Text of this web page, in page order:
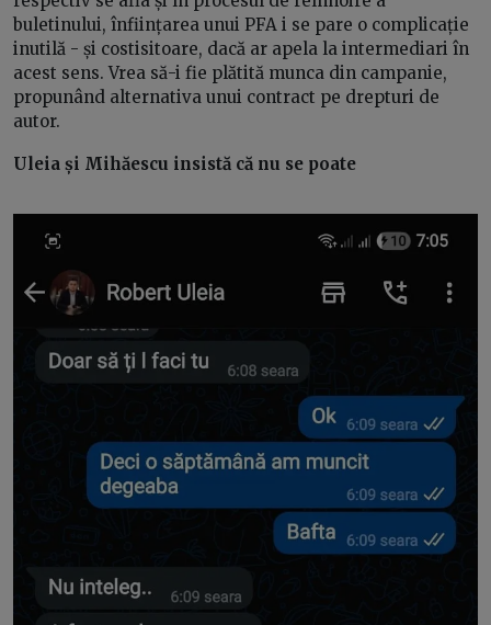
buletinului, înființarea unui PFA i se pare o complicație
inutilă - și costisitoare, dacă ar apela la intermediari în
acest sens. Vrea să-i fie plătită munca din campanie,
propunând alternativa unui contract pe drepturi de
autor.
Uleia și Mihăescu insistă că nu se poate